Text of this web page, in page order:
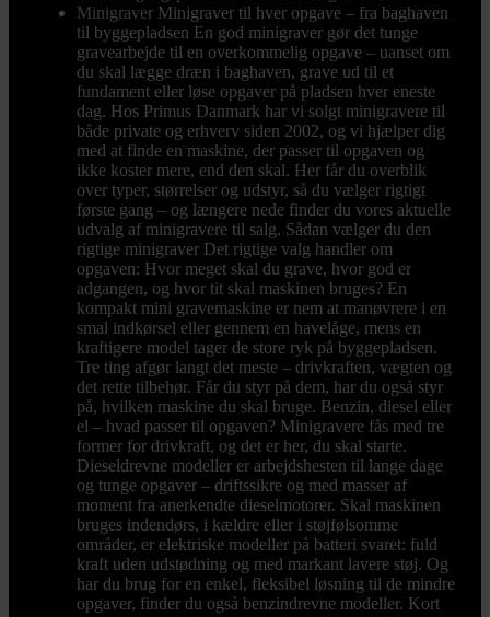
Minigraver Minigraver til hver opgave – fra baghaven
til byggepladsen En god minigraver gør det tunge
gravearbejde til en overkommelig opgave – uanset om
du skal lægge dræn i baghaven, grave ud til et
fundament eller løse opgaver på pladsen hver eneste
dag. Hos Primus Danmark har vi solgt minigravere til
både private og erhverv siden 2002, og vi hjælper dig
med at finde en maskine, der passer til opgaven og
ikke koster mere, end den skal. Her får du overblik
over typer, størrelser og udstyr, så du vælger rigtigt
første gang – og længere nede finder du vores aktuelle
udvalg af minigravere til salg. Sådan vælger du den
rigtige minigraver Det rigtige valg handler om
opgaven: Hvor meget skal du grave, hvor god er
adgangen, og hvor tit skal maskinen bruges? En
kompakt mini gravemaskine er nem at manøvrere i en
smal indkørsel eller gennem en havelåge, mens en
kraftigere model tager de store ryk på byggepladsen.
Tre ting afgør langt det meste – drivkraften, vægten og
det rette tilbehør. Får du styr på dem, har du også styr
på, hvilken maskine du skal bruge. Benzin, diesel eller
el – hvad passer til opgaven? Minigravere fås med tre
former for drivkraft, og det er her, du skal starte.
Dieseldrevne modeller er arbejdshesten til lange dage
og tunge opgaver – driftssikre og med masser af
moment fra anerkendte dieselmotorer. Skal maskinen
bruges indendørs, i kældre eller i støjfølsomme
områder, er elektriske modeller på batteri svaret: fuld
kraft uden udstødning og med markant lavere støj. Og
har du brug for en enkel, fleksibel løsning til de mindre
opgaver, finder du også benzindrevne modeller. Kort